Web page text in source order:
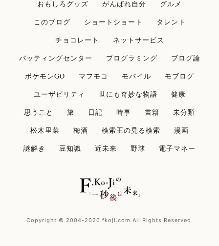
おもしろグッズ
がんばれ自分
グルメ
このブログ
ショートショート
タレント
チョコレート
ネットサービス
バッティングセンター
プログラミング
ブログ論
ポケモンGO
マフモコ モバイル
モブログ
ユーザビリティ
世にも奇妙な物語
健康
思うこと
旅 日記 時事 書籍
未分類
松木里菜
梅酒 検索王の見る検索
漫画
謎解き
豆知識 近未来 野球 電子マネー
Copyright © 2004-2026 fkoji.com All Rights Reserved.